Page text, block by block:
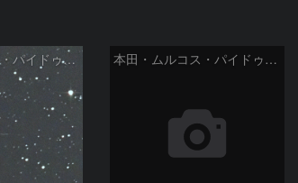
本田・ムルコス・パイドゥシャーコヴァー彗星 (45P ) の予報位置：2024/03/15 本田・ムルコス・パイドゥシャーコヴァー彗星 (45P ) の予報位置：2023/02/20